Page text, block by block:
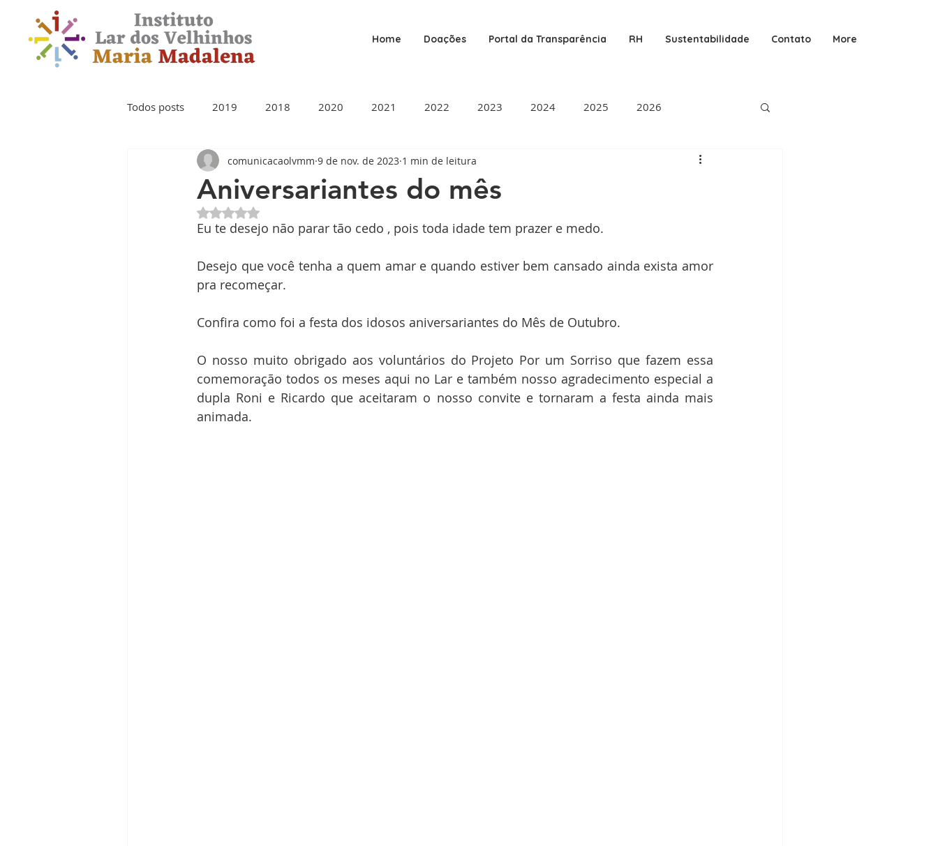
Home Doações Portal da Transparência RH Sustentabilidade Contato More
Todos posts 2019 2018 2020 2021 2022 2023 2024 2025 2026
Aniversariantes do mês
comunicacaolvmm 9 de nov. de 2023 1 min de leitura
Avaliado com NaN de 5 estrelas.
Eu te desejo não parar tão cedo , pois toda idade tem prazer e medo.
Desejo que você tenha a quem amar e quando estiver bem cansado ainda exista amor
pra recomeçar.
Confira como foi a festa dos idosos aniversariantes do Mês de Outubro.
O nosso muito obrigado aos voluntários do Projeto Por um Sorriso que fazem essa
comemoração todos os meses aqui no Lar e também nosso agradecimento especial a
dupla Roni e Ricardo que aceitaram o nosso convite e tornaram a festa ainda mais
animada.